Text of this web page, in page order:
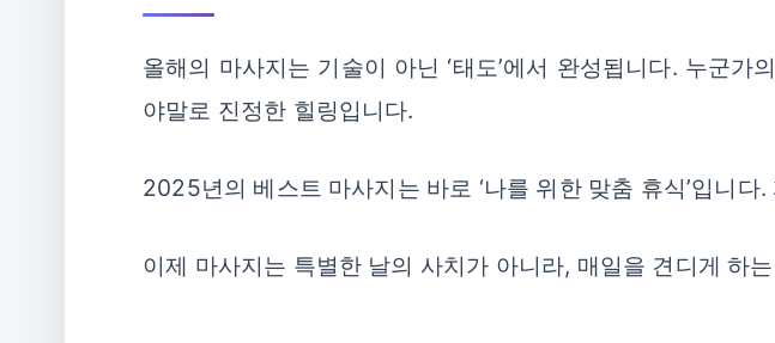
올해의 마사지는 기술이 아닌 ‘태도’에서 완성됩니다. 누군
야말로 진정한 힐링입니다.
2025년의 베스트 마사지는 바로 ‘나를 위한 맞춤 휴식’입니
이제 마사지는 특별한 날의 사치가 아니라, 매일을 견디게 하